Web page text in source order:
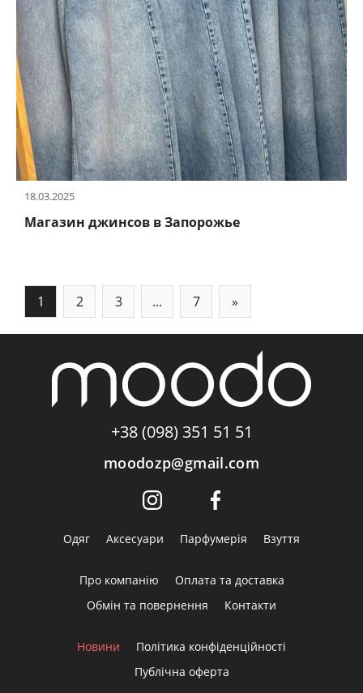
18.03.2025
Магазин джинсов в Запорожье
1 2 3 ... 7 »
+38 (098) 351 51 51
moodozp@gmail.com
Одяг Аксесуари Парфумерія Взуття
Про компанію
Оплата та доставка
Обмін та повернення
Контакти
Новини
Політика конфіденційності
Публічна оферта